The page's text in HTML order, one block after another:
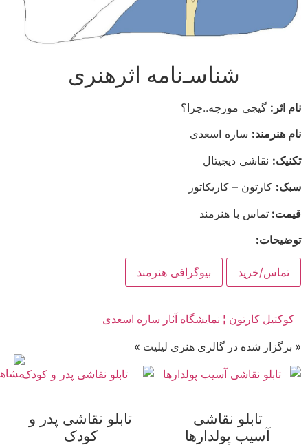
شناسـ‌نامه اثرهنری
نام اثر: گیجی مورچه..چرا؟
نام هنرمند: ساره اسعدی
تکنیک: نقاشی دیجیتال
سبک: کارتون – کاریکاتور
قیمت: تماس با هنرمند
توضیحات:
تماس/خرید بیوگرافی هنرمند
کوکتیل کارتون ¦ نمایشگاه آثار ساره اسعدی
« برگزار شده در گالری هنری لیلیت »
تابلو نقاشی
آسیب پولدارها
تابلو نقاشی پدر و
کودک